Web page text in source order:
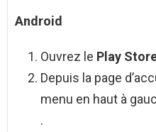
Android
Ouvrez le Play
Depuis la page
menu en haut à
.